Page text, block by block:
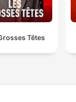
Têtes